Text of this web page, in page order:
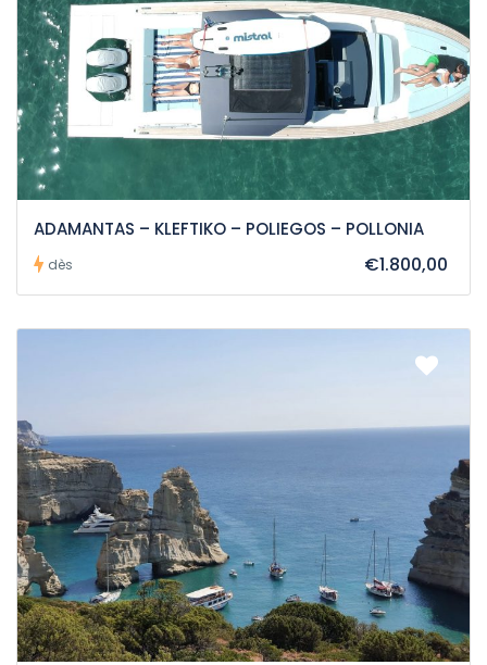
ADAMANTAS – KLEFTIKO – POLIEGOS – POLLONIA
dès €1.800,00